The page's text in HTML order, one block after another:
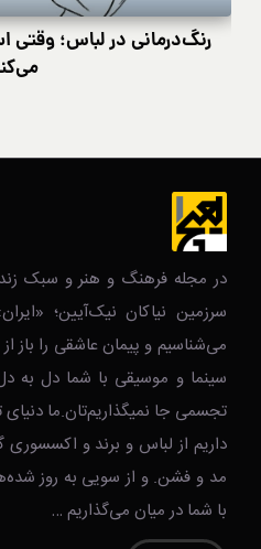
رنگ‌درمانی در لباس؛
در مجله فرهنگ و هنر و سبک
سرزمین نیاکان نیک‌‌‌آیین؛
می‌شناسیم و پیمان عاشقی را باز
سینما و موسیقی با شما دل به
تجسمی جا نمیگذاریم‌تان.ما دنیای
داریم از لباس و برند و
مد و فشن. و از سویی به روز
با شما در میان می‌گذاریم …